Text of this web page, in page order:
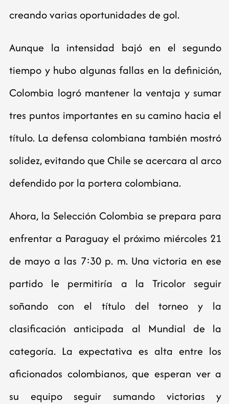
creando varias oportunidades de gol.
Aunque la intensidad bajó en el segundo
tiempo y hubo algunas fallas en la definición,
Colombia logró mantener la ventaja y sumar
tres puntos importantes en su camino hacia el
título. La defensa colombiana también mostró
solidez, evitando que Chile se acercara al arco
defendido por la portera colombiana.
Ahora, la Selección Colombia se prepara para
enfrentar a Paraguay el próximo miércoles 21
de mayo a las 7:30 p. m. Una victoria en ese
partido le permitiría a la Tricolor seguir
soñando con el título del torneo y la
clasificación anticipada al Mundial de la
categoría. La expectativa es alta entre los
aficionados colombianos, que esperan ver a
su equipo seguir sumando victorias y